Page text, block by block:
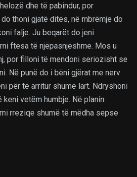
dhe të pabindur, por
thoni gjatë ditës, në mbrëmje do
falje. Ju beqarët do jeni
ftesa të njëpasnjëshme. Mos u
por filloni të mendoni seriozisht se
Në punë do i bëni gjërat me nerv
për të arritur shumë lart. Ndryshoni
vetëm humbje. Në planin
rreziqe shumë të mëdha sepse